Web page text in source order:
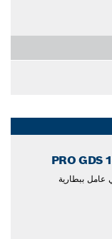
PRO GDS
ببطارية